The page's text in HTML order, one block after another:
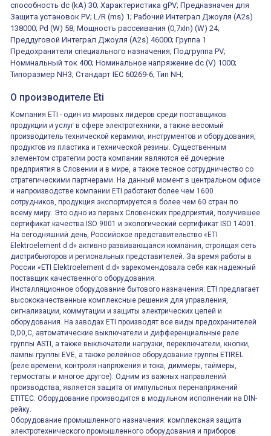
ВКН8108
Концевой
выключатель /
выключатель
путевой,
алюминиевый
регулируемый
ролик
800202300000С | 80 02 0 230 0000 С
многофункциональные
реле времени
функций/режимов
способность dc (kA) 30; Характеристика gPV; Предназначен для
Защита установок PV; L/R (ms) 1; Рабочий Интеграл Джоуля (A2s)
138000; Pd (W) 58; Мощность рассеивания (0,7xIn) (W) 24;
Преддуговой Интеграл Джоуля (A2s) 46000; Группа 1
Предохранители специального назначения; Подгруппа PV;
Номинальный ток 400; Номинальное напряжение dc (V) 1000;
Типоразмер NH3; Стандарт IEC 60269-6; Тип NH;
О производителе Eti
Компания ETI - один из мировых лидеров среди поставщиков
продукции и услуг в сфере электротехники, а также весомый
производитель технической керамики, инструментов и оборудования,
продуктов из пластика и технической резины. Существенным
элементом стратегии роста компании являются её дочерние
предприятия в Словении и в мире, а также тесное сотрудничество со
стратегическими партнерами. На данный момент в центральном офисе
и напроизводстве компании ETI работают более чем 1600
сотрудников, продукция экспортируется в более чем 60 стран по
всему миру. Это одно из первых Словенских предприятий, получившее
сертификат качества ISO 9001 и экологический сертификат ISO 14001.
На сегодняшний день, Российское представительство «ETI
Elektroelement d.d» активно развивающаяся компания, строящая сеть
дистрибьюторов и региональных представителей. За время работы в
России «ETI Elektroelement d.d» зарекомендовала себя как надежный
поставщик качественного оборудования.
Инсталляционное оборудование бытового назначения: ETI предлагает
высококачественные комплексные решения для управления,
сигнализации, коммутации и защиты электрических цепей и
оборудования. На заводах ETI производят все виды предохранителей
D,D0,C, автоматические выключатели и дифференциальные реле
группы ASTI, а также выключатели нагрузки, переключатели, кнопки,
лампы группы EVE, а также релейное оборудование группы ETIREL
(реле времени, контроля напряжения и тока, диммеры, таймеры,
термостаты и многое другое). Одним из важных направлений
производства, является защита от импульсных перенапряжений
ETITEC. Оборудование производится в модульном исполнении на DIN-
рейку.
Оборудование промышленного назначения: комплексная защита
электротехнического промышленного оборудования и приборов